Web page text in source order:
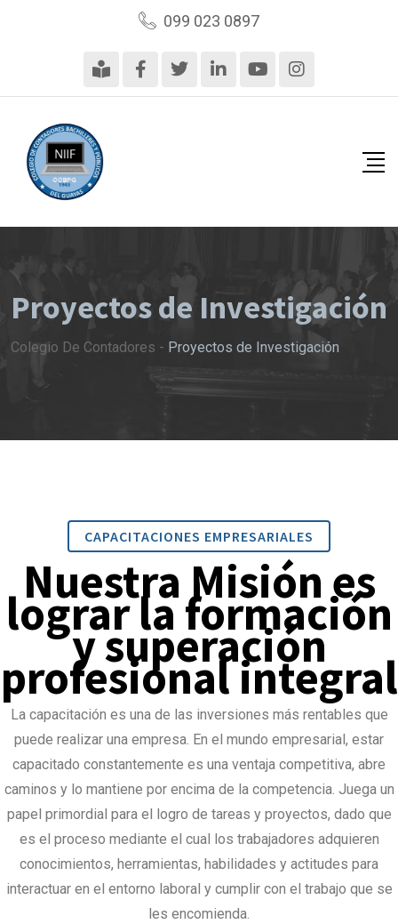
099 023 0897
Proyectos de Investigación
Colegio De Contadores - Proyectos de Investigación
CAPACITACIONES EMPRESARIALES
Nuestra Misión es
lograr la formación
y superación
profesional integral
La capacitación es una de las inversiones más rentables que
puede realizar una empresa. En el mundo empresarial, estar
capacitado constantemente es una ventaja competitiva, abre
caminos y lo mantiene por encima de la competencia. Juega un
papel primordial para el logro de tareas y proyectos, dado que
es el proceso mediante el cual los trabajadores adquieren
conocimientos, herramientas, habilidades y actitudes para
interactuar en el entorno laboral y cumplir con el trabajo que se
les encomienda.